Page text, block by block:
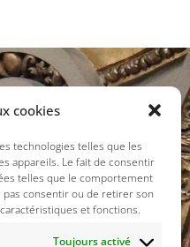
cookies
technologies telles que les
appareils. Le fait de consentir
telles que le comportement
pas consentir ou de retirer son
et fonctions.
Toujours activé